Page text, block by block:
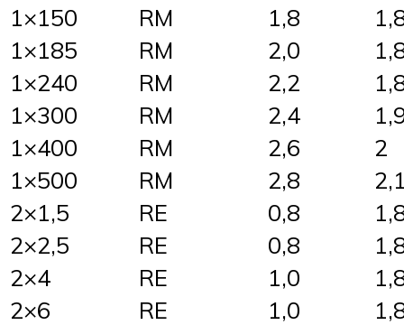
1×150
RM 1,8
1×185
RM 2,0
1×240
RM 2,2
1×300
RM 2,4
1×400
RM 2,6
2
1×500
RM 2,8
2×1,5
RE 0,8
2×2,5
RE 0,8
2×4
RE 1,0
2×6
RE 1,0